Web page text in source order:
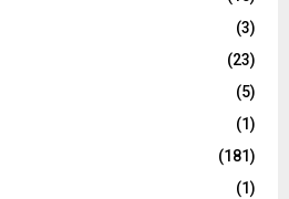
(3)
(23)
(5)
(1)
(181)
(1)